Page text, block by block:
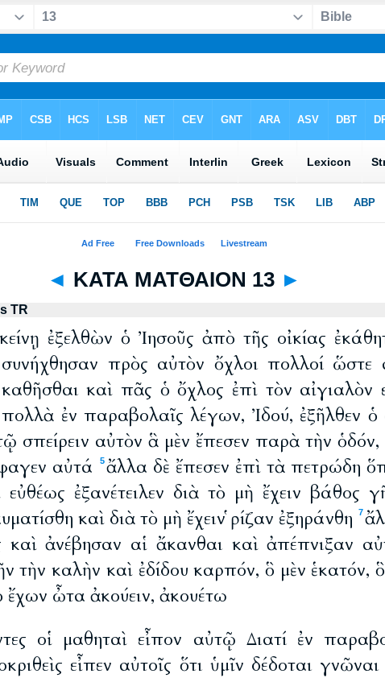
◄ ΚΑΤΑ ΜΑΤΘΑΙΟΝ 13 ►
TR
ἐξελθὼν ὁ Ἰησοῦς ἀπὸ τῆς οἰκίας
πρὸς αὐτὸν ὄχλοι πολλοί ὥστε
καὶ πᾶς ὁ ὄχλος ἐπὶ τὸν αἰγιαλὸν
πολλὰ ἐν παραβολαῖς λέγων, Ἰδού, ἐξῆλθεν
σπείρειν αὐτὸν ἃ μὲν ἔπεσεν παρὰ τὴν ὁδόν,
αὐτά
5 ἄλλα δὲ ἔπεσεν ἐπὶ τὰ πετρώδη
ἐξανέτειλεν διὰ τὸ μὴ ἔχειν βάθος
καὶ διὰ τὸ μὴ ἔχειν ῥίζαν ἐξηράνθη
7
καὶ ἀνέβησαν αἱ ἄκανθαι καὶ ἀπέπνιξαν
τὴν καλὴν καὶ ἐδίδου καρπόν, ὃ μὲν ἑκατόν,
ἔχων ὦτα ἀκούειν, ἀκουέτω
οἱ μαθηταὶ εἶπον αὐτῷ Διατί ἐν
εἶπεν αὐτοῖς ὅτι ὑμῖν δέδοται